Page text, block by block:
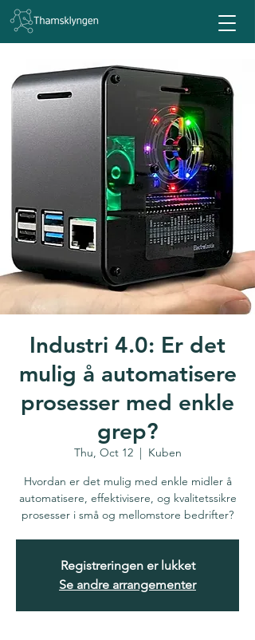
Industri 4.0: Er det
mulig å automatisere
prosesser med enkle
grep?
Thu, Oct 12
  |
Kuben
Hvordan er det mulig med enkle midler å
automatisere, effektivisere, og kvalitetssikre
prosesser i små og mellomstore bedrifter?
Registreringen er lukket
Se andre arrangementer